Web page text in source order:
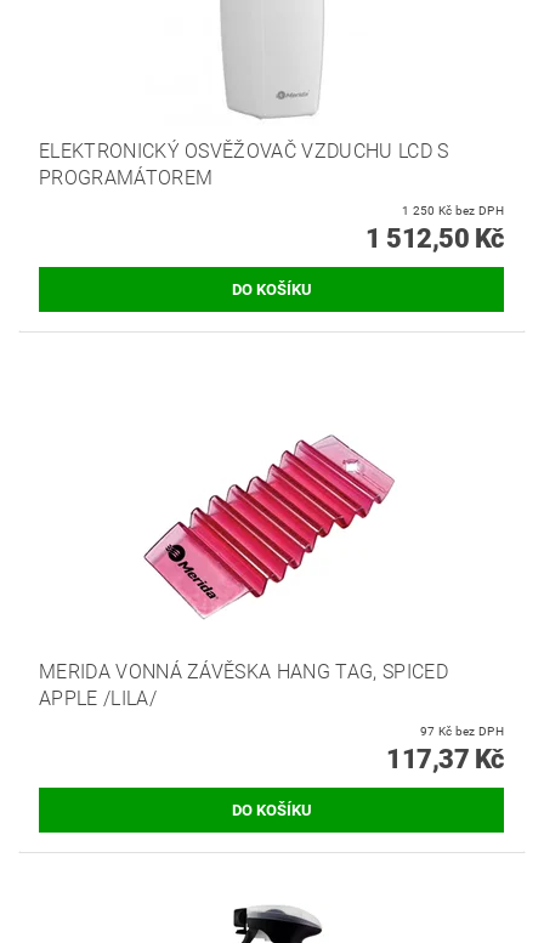
ELEKTRONICKÝ OSVĚŽOVAČ VZDUCHU LCD S
PROGRAMÁTOREM
1 250 Kč bez DPH
1 512,50 Kč
MERIDA VONNÁ ZÁVĚSKA HANG TAG, SPICED
APPLE /LILA/
97 Kč bez DPH
117,37 Kč